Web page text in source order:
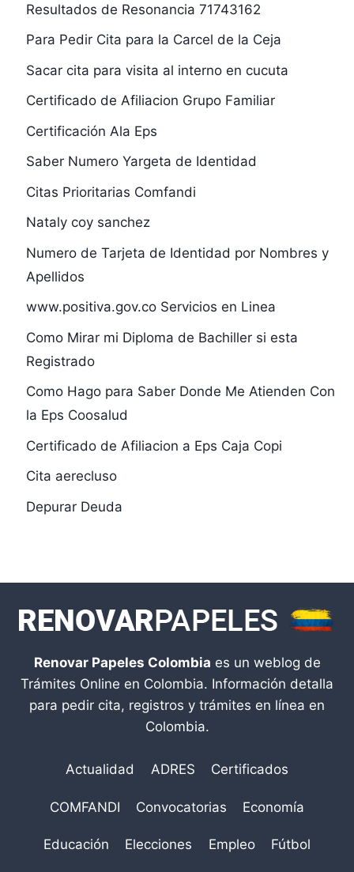
Resultados de Resonancia 71743162
Para Pedir Cita para la Carcel de la Ceja
Sacar cita para visita al interno en cucuta
Certificado de Afiliacion Grupo Familiar
Certificación Ala Eps
Saber Numero Yargeta de Identidad
Citas Prioritarias Comfandi
Nataly coy sanchez
Numero de Tarjeta de Identidad por Nombres y
Apellidos
www.positiva.gov.co Servicios en Linea
Como Mirar mi Diploma de Bachiller si esta
Registrado
Como Hago para Saber Donde Me Atienden Con
la Eps Coosalud
Certificado de Afiliacion a Eps Caja Copi
Cita aerecluso
Depurar Deuda
Renovar Papeles Colombia es un weblog de
Trámites Online en Colombia. Información detalla
para pedir cita, registros y trámites en línea en
Colombia.
Actualidad ADRES Certificados
COMFANDI Convocatorias Economía
Educación Elecciones Empleo Fútbol